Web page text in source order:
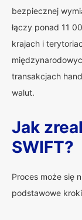
bezpiecznej
łączy ponad 11
krajach i
transakcjach
walut.
Jak
SWIFT?
Proces może się
podstawowe